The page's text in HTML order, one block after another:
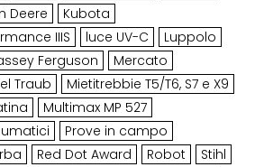
Deere
Kubota
IIIS
luce UV-C
Luppolo
Ferguson
Mercato
Traub
Mietitrebbie T5/T6, S7 e X9
Multimax MP 527
Prove in campo
Red Dot Award Robot
Stihl